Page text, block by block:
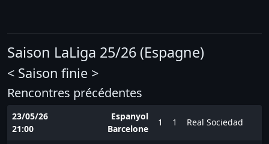
Saison LaLiga 25/26 (Espagne)
< Saison finie >
Rencontres précédentes
23/05/26
21:00
Espanyol
Barcelone
1 1 Real Sociedad